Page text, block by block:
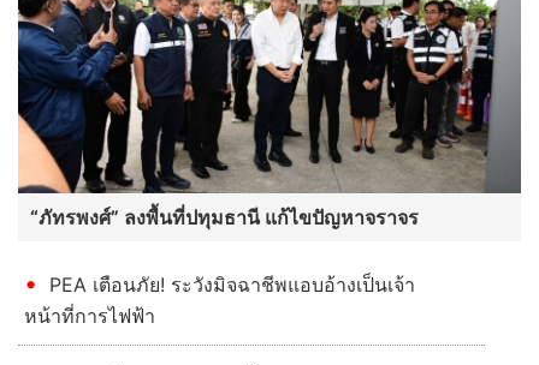
“ภัทรพงศ์” ลงพื้นที่ปทุมธานี แก้ไขปัญหาจราจร
PEA เตือนภัย! ระวังมิจฉาชีพแอบอ้างเป็นเจ้า
หน้าที่การไฟฟ้า